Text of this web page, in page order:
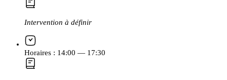
Intervention à définir
Horaires : 14:00 — 17:30